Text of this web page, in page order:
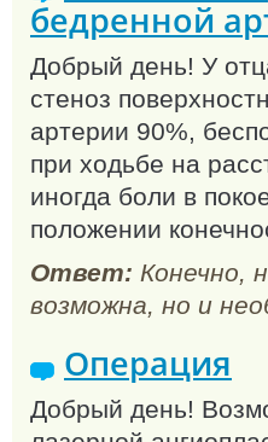
бедренной
Добрый день! У
стеноз
артерии 90%,
при ходьбе на
иногда боли в
положении
Ответ: Конечно,
возможна, но и
Операция
Добрый день!